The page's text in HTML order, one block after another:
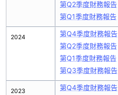
2024
2023
第Q2季度財務報告
第Q1季度財務報告
第Q4季度財務報告
第Q2季度財務報告
第Q1季度財務報告
第Q3季度財務報告
第Q4季度財務報告